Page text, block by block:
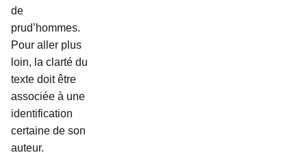
de
prud’hommes.
Pour aller plus
loin, la clarté du
texte doit être
associée à une
identification
certaine de son
auteur.